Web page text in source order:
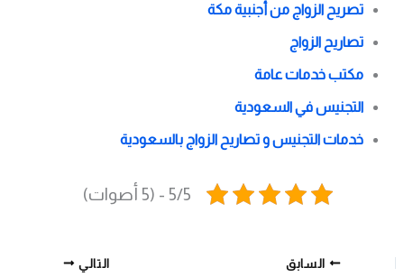
تصريح الزواج من أجنبية مكة
تصاريح الزواج
مكتب خدمات عامة
التجنيس في السعودية
خدمات التجنيس و تصاريح الزواج بالسعودية
5/5 - (5 أصوات)
السابق التالي